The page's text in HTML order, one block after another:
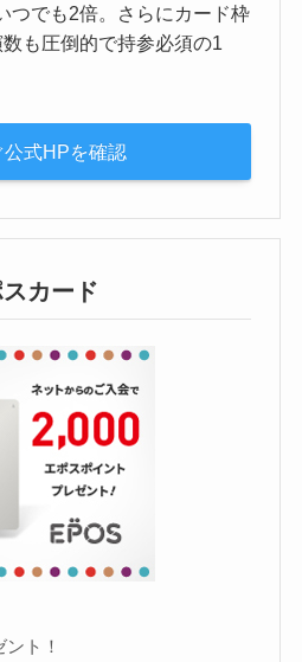
つでも2倍。さらにカード枠
も圧倒的で持参必須の1
公式HPを確認
カード
ト！